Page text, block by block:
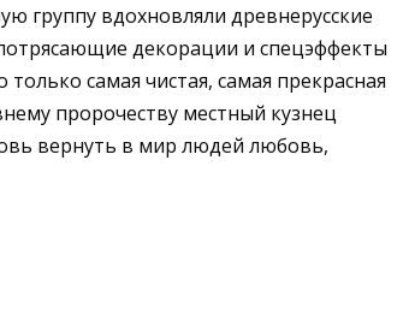
группу вдохновляли древнерусские
декорации и спецэффекты
самая чистая, самая прекрасная
пророчеству местный кузнец
вернуть в мир людей любовь,